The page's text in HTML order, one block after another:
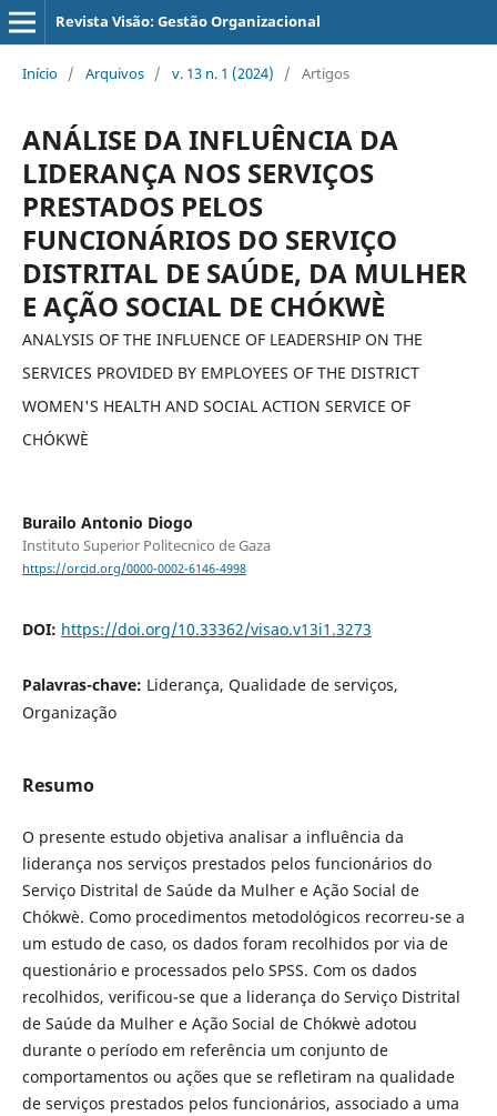
Revista Visão: Gestão Organizacional
Início / Arquivos / v. 13 n. 1 (2024) / Artigos
ANÁLISE DA INFLUÊNCIA DA
LIDERANÇA NOS SERVIÇOS
PRESTADOS PELOS
FUNCIONÁRIOS DO SERVIÇO
DISTRITAL DE SAÚDE, DA MULHER
E AÇÃO SOCIAL DE CHÓKWÈ
ANALYSIS OF THE INFLUENCE OF LEADERSHIP ON THE
SERVICES PROVIDED BY EMPLOYEES OF THE DISTRICT
WOMEN'S HEALTH AND SOCIAL ACTION SERVICE OF
CHÓKWÈ
Burailo Antonio Diogo
Instituto Superior Politecnico de Gaza
https://orcid.org/0000-0002-6146-4998
DOI: https://doi.org/10.33362/visao.v13i1.3273
Palavras-chave: Liderança, Qualidade de serviços,
Organização
Resumo
O presente estudo objetiva analisar a influência da
liderança nos serviços prestados pelos funcionários do
Serviço Distrital de Saúde da Mulher e Ação Social de
Chókwè. Como procedimentos metodológicos recorreu-se a
um estudo de caso, os dados foram recolhidos por via de
questionário e processados pelo SPSS. Com os dados
recolhidos, verificou-se que a liderança do Serviço Distrital
de Saúde da Mulher e Ação Social de Chókwè adotou
durante o período em referência um conjunto de
comportamentos ou ações que se refletiram na qualidade
de serviços prestados pelos funcionários, associado a uma